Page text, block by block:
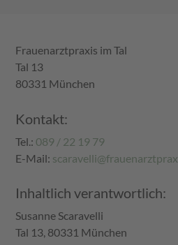
Frauenarztpraxis im Tal
Tal 13
80331 München
Kontakt:
Tel.: 089 / 22 19 79
E-Mail:
Inhaltlich verantwortlich:
Susanne Scaravelli
Tal 13, 80331 München